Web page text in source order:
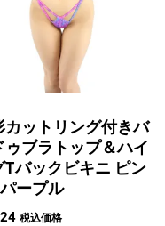
カットリング付きバ
ゥブラトップ＆ハイ
Tバックビキニ ピン
ープル
税込価格